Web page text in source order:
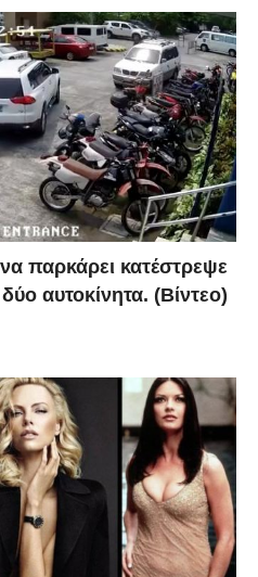
παρκάρει κατέστρεψε
δύο αυτοκίνητα. (Βίντεο)